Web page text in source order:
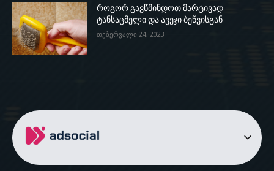
როგორ გავწმინდოთ მარტივად
ტანსაცმელი და ავეჯი ბეწვისგან
თებერვალი 24, 2023